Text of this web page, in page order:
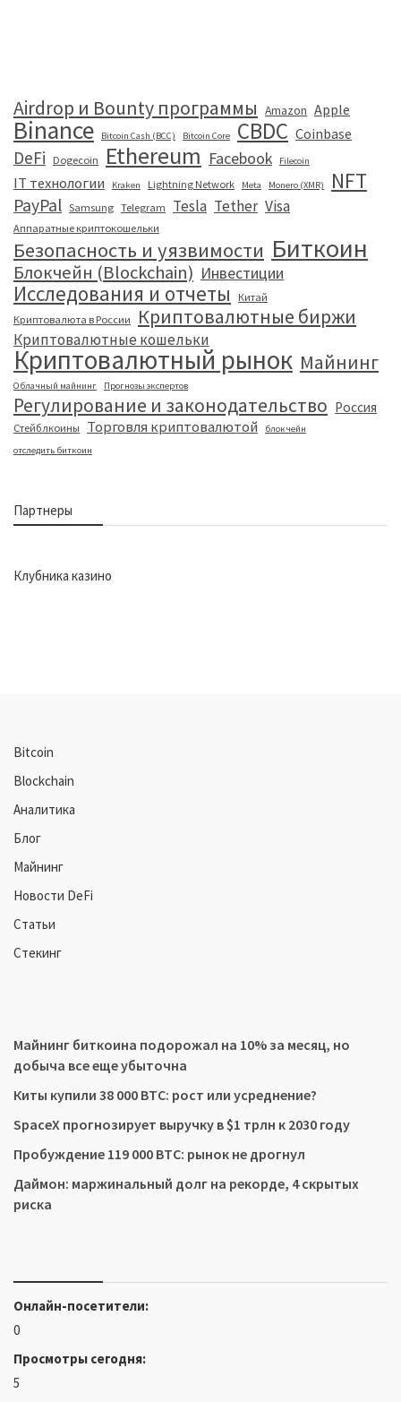
Airdrop и Bounty программы Amazon Apple
Binance Bitcoin Cash (BCC) Bitcoin Core CBDC Coinbase
DeFi Dogecoin Ethereum Facebook Filecoin
IT технологии Kraken Lightning Network Meta Monero (XMR) NFT
PayPal Samsung Telegram Tesla Tether Visa
Аппаратные криптокошельки
Безопасность и уязвимости Биткоин
Блокчейн (Blockchain) Инвестиции
Исследования и отчеты
Китай
Криптовалюта в России
Криптовалютные биржи
Криптовалютные кошельки
Криптовалютный рынок Майнинг
Облачный майнинг Прогнозы экспертов
Регулирование и законодательство Россия
Стейблкоины Торговля криптовалютой
блокчейн
отследить биткоин
Партнеры
Клубника казино
Bitcoin
Blockchain
Аналитика
Блог
Майнинг
Новости DeFi
Статьи
Стекинг
Майнинг биткоина подорожал на 10% за месяц, но
добыча все еще убыточна
Киты купили 38 000 BTC: рост или усреднение?
SpaceX прогнозирует выручку в $1 трлн к 2030 году
Пробуждение 119 000 BTC: рынок не дрогнул
Даймон: маржинальный долг на рекорде, 4 скрытых
риска
Онлайн-посетители:
0
Просмотры сегодня:
5